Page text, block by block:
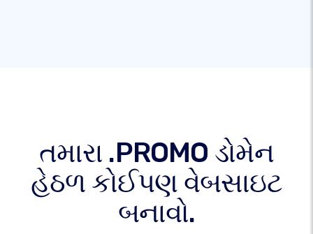
તમારા .PROMO ડોમેન
હેઠળ કોઈપણ વેબસાઇટ
બનાવો.